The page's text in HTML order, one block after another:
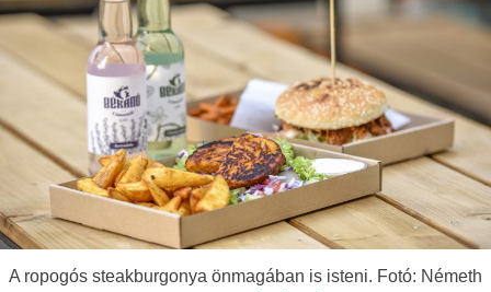
A ropogós steakburgonya önmagában is isteni. Fotó: Németh